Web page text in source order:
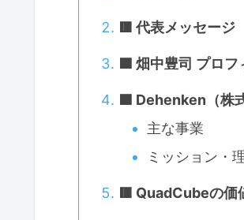
🟥 代表メッセージ
🟩 畑中豊司 プロフ
🟦 Dehenken（株
主な事業
ミッション・
🟥 QuadCubeの価